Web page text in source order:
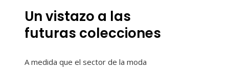
Un vistazo a las
futuras colecciones
A medida que el sector de la moda